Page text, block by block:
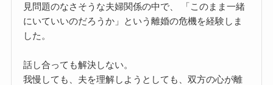
見問題のなさそうな夫婦関係の中で、 「このまま一緒
にいていいのだろうか」という離婚の危機を経験しま
した。
話し合っても解決しない。
我慢しても、夫を理解しようとしても、双方の心が離